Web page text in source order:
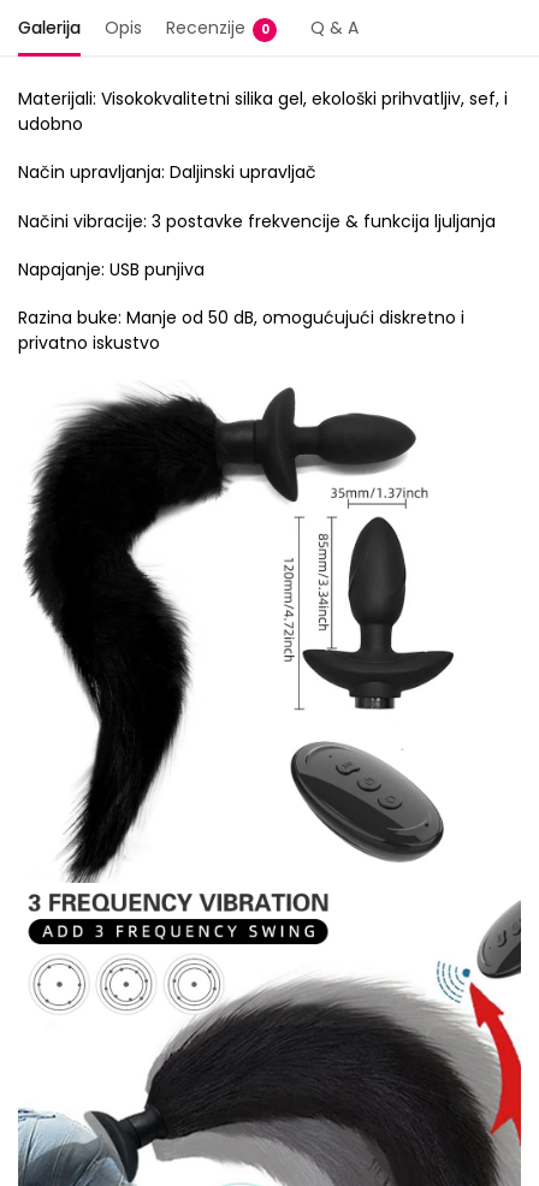
Galerija Opis Recenzije 0 Q & A
Materijali: Visokokvalitetni silika gel, ekološki prihvatljiv, sef, i
udobno
Način upravljanja: Daljinski upravljač
Načini vibracije: 3 postavke frekvencije & funkcija ljuljanja
Napajanje: USB punjiva
Razina buke: Manje od 50 dB, omogućujući diskretno i
privatno iskustvo